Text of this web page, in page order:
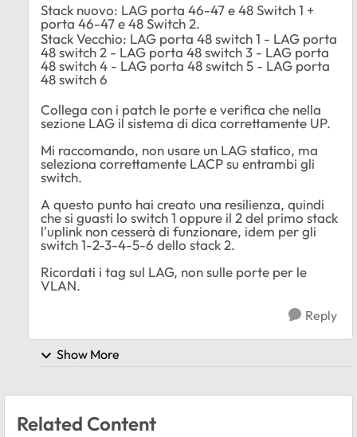
Stack nuovo: LAG porta 46-47 e 48 Switch 1 +
porta 46-47 e 48 Switch 2.
Stack Vecchio: LAG porta 48 switch 1 - LAG porta
48 switch 2 - LAG porta 48 switch 3 - LAG porta
48 switch 4 - LAG porta 48 switch 5 - LAG porta
48 switch 6
Collega con i patch le porte e verifica che nella
sezione LAG il sistema di dica correttamente UP.
Mi raccomando, non usare un LAG statico, ma
seleziona correttamente LACP su entrambi gli
switch.
A questo punto hai creato una resilienza, quindi
che si guasti lo switch 1 oppure il 2 del primo stack
l'uplink non cesserà di funzionare, idem per gli
switch 1-2-3-4-5-6 dello stack 2.
Ricordati i tag sul LAG, non sulle porte per le
VLAN.
Reply
Show More
Related Content